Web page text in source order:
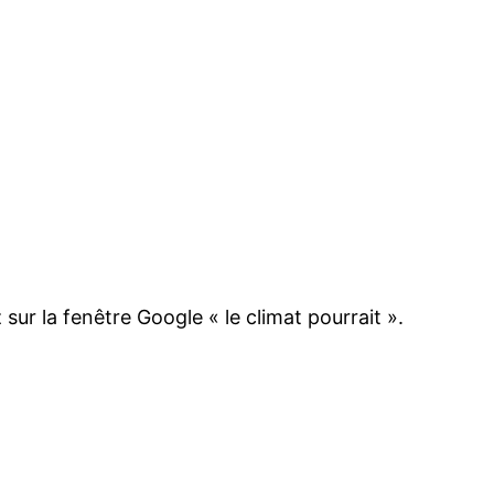
la fenêtre Google « le climat pourrait ».